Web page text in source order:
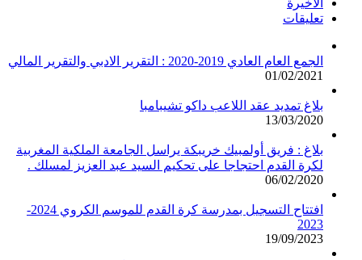
تعليقات
الجمع العام العادي 2019-2020 : التقرير الادبي والتقرير المالي
01/02/2021
بلاغ تمديد عقد اللاعب داكو تشيبامبا
13/03/2020
بلاغ : فريق أولمبيك خريبكة يراسل الجامعة الملكية المغربية
لكرة القدم احتجاجا على تحكيم السيد عبد العزيز لمسلك .
06/02/2020
افتتاح التسجيل بمدرسة كرة القدم للموسم الكروي 2024-
2023
19/09/2023